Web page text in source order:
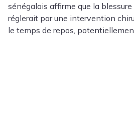
sénégalais affirme que la
réglerait par une intervention
le temps de repos,